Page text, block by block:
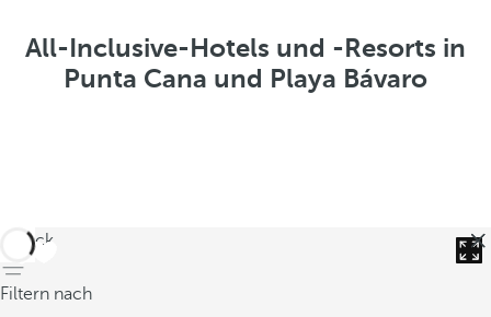
All-Inclusive-Hotels und -Resorts in
Punta Cana und Playa Bávaro
zurück
Filtern nach